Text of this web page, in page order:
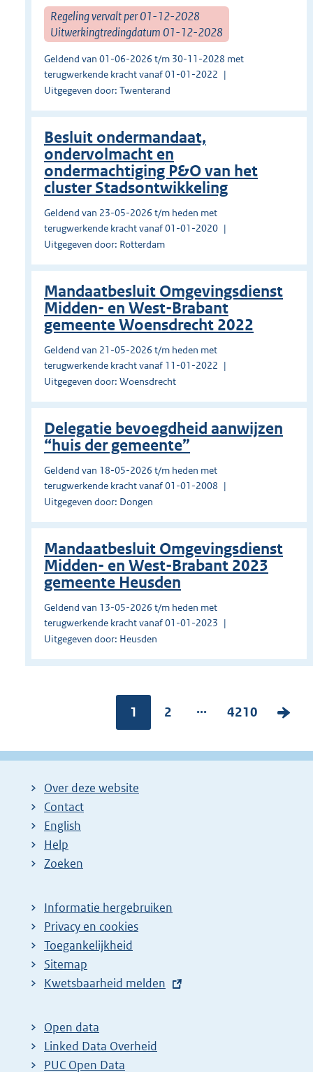
Regeling vervalt per 01-12-2028
Uitwerkingtredingdatum 01-12-2028
Geldend van 01-06-2026 t/m 30-11-2028 met
terugwerkende kracht vanaf 01-01-2022
Uitgegeven door: Twenterand
Besluit ondermandaat,
ondervolmacht en
ondermachtiging P&O van het
cluster Stadsontwikkeling
Geldend van 23-05-2026 t/m heden met
terugwerkende kracht vanaf 01-01-2020
Uitgegeven door: Rotterdam
Mandaatbesluit Omgevingsdienst
Midden- en West-Brabant
gemeente Woensdrecht 2022
Geldend van 21-05-2026 t/m heden met
terugwerkende kracht vanaf 11-01-2022
Uitgegeven door: Woensdrecht
Delegatie bevoegdheid aanwijzen
“huis der gemeente”
Geldend van 18-05-2026 t/m heden met
terugwerkende kracht vanaf 01-01-2008
Uitgegeven door: Dongen
Mandaatbesluit Omgevingsdienst
Midden- en West-Brabant 2023
gemeente Heusden
Geldend van 13-05-2026 t/m heden met
terugwerkende kracht vanaf 01-01-2023
Uitgegeven door: Heusden
Pagina:
1
P
g
2 ...
P
g
4210
V
l
Over deze website
Contact
English
Help
Zoeken
Informatie hergebruiken
Privacy en cookies
Toegankelijkheid
Sitemap
E
t
e
r
Kwetsbaarheid melden
Open data
Linked Data Overheid
PUC Open Data